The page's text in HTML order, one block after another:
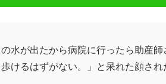
水が出たから病院に行ったら助産師
けるはずがない。」と呆れた顔され